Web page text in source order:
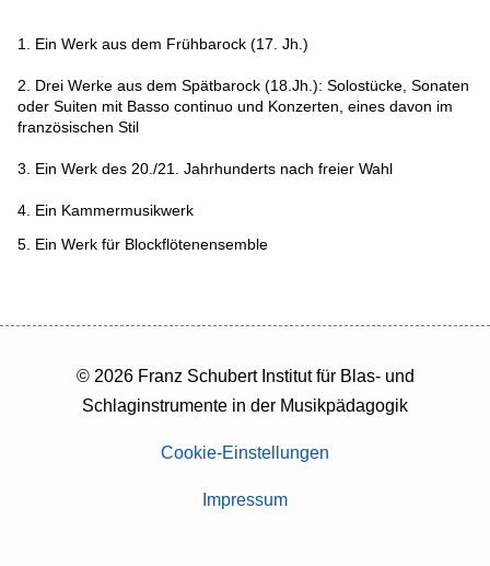
1. Ein Werk aus dem Frühbarock (17. Jh.)
2. Drei Werke aus dem Spätbarock (18.Jh.): Solostücke, Sonaten
oder Suiten mit Basso continuo und Konzerten, eines davon im
französischen Stil
3. Ein Werk des 20./21. Jahrhunderts nach freier Wahl
4. Ein Kammermusikwerk
5. Ein Werk für Blockflötenensemble
© 2026 Franz Schubert Institut für Blas- und
Schlaginstrumente in der Musikpädagogik
Cookie-Einstellungen
Impressum